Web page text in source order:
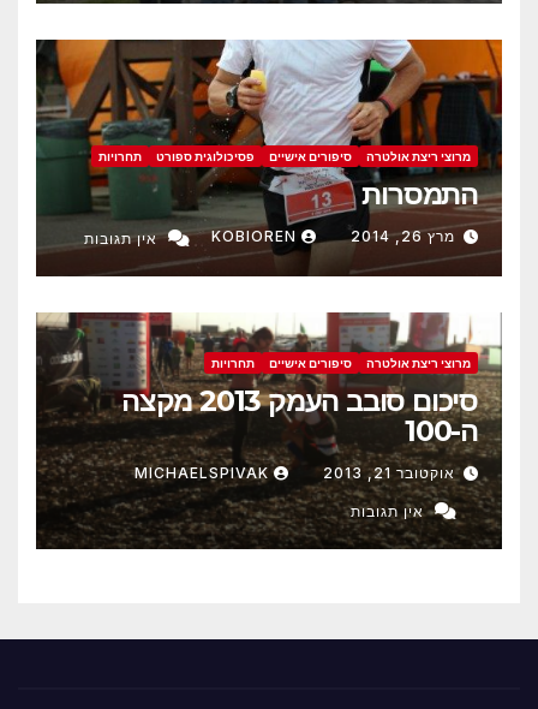
מרוצי ריצת אולטרה סיפורים אישיים פסיכולוגית ספורט תחרויות
התמסרות
מרץ 26, 2014 KOBIOREN אין תגובות
מרוצי ריצת אולטרה סיפורים אישיים תחרויות
סיכום סובב העמק 2013 מקצה
ה-100
אוקטובר 21, 2013 MICHAELSPIVAK
אין תגובות